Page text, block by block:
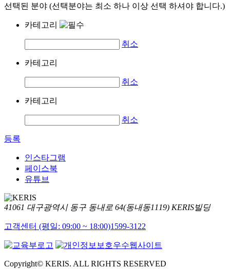
선택된 분야 (선택분야는 최소 하나 이상 선택 하셔야 합니다.)
카테고리
취소
카테고리
취소
카테고리
취소
등록
인스타그램
페이스북
유튜브
41061 대구광역시 동구 동내로 64(동내동1119) KERIS빌딩
고객센터 (평일: 09:00 ~ 18:00)1599-3122
Copyright© KERIS. ALL RIGHTS RESERVED